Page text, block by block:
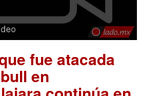
fue atacada
en